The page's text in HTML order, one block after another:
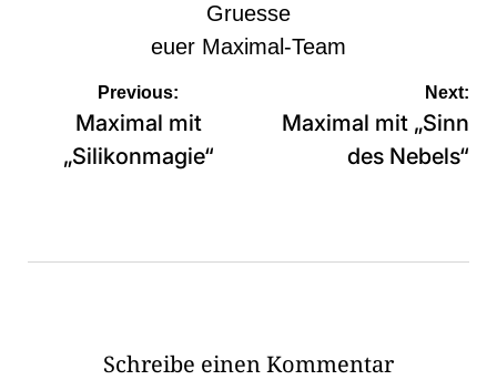
Gruesse
euer Maximal-Team
Beitragsnavigation
Previous:
Maximal mit
„Silikonmagie“
Next:
Maximal mit „Sinn
des Nebels“
Schreibe einen Kommentar